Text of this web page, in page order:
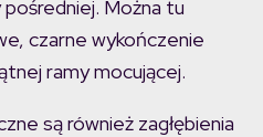
Można tu
czarne wykończenie
ramy mocującej.
są również zagłębienia